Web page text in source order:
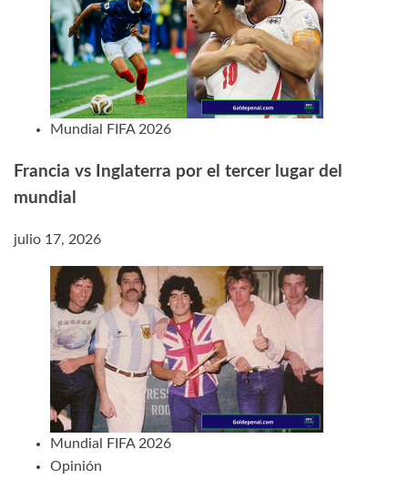
Mundial FIFA 2026
Francia vs Inglaterra por el tercer lugar del
mundial
julio 17, 2026
Mundial FIFA 2026
Opinión